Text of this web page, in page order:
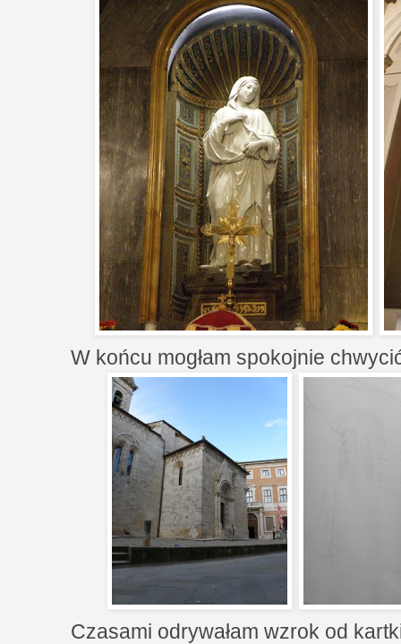
W końcu mogłam spokojnie
Czasami odrywałam wzrok od